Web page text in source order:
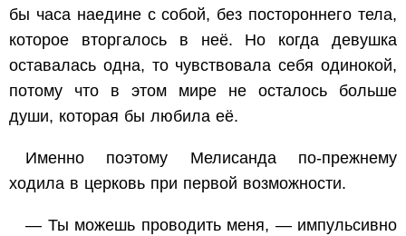
бы часа наедине с собой, без постороннего тела,
которое вторгалось в неё. Но когда девушка
оставалась одна, то чувствовала себя одинокой,
потому что в этом мире не осталось больше
души, которая бы любила её.
Именно поэтому Мелисанда по-прежнему
ходила в церковь при первой возможности.
— Ты можешь проводить меня, — импульсивно